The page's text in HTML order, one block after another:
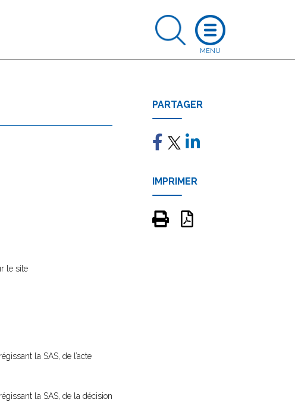
le site
la SAS, de l’acte
la SAS, de la décision
PARTAGER
IMPRIMER